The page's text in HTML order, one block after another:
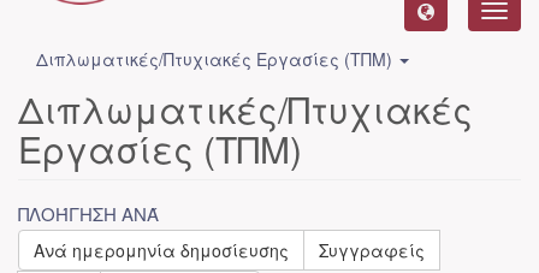
Διπλωματικές/Πτυχιακές Εργασίες (ΤΠΜ)
Διπλωματικές/Πτυχιακές
Εργασίες (ΤΠΜ)
ΠΛΟΉΓΗΣΗ ΑΝΆ
Ανά ημερομηνία δημοσίευσης
Συγγραφείς